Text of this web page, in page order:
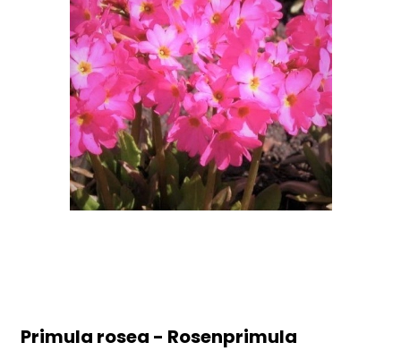
Primula rosea - Rosenprimula